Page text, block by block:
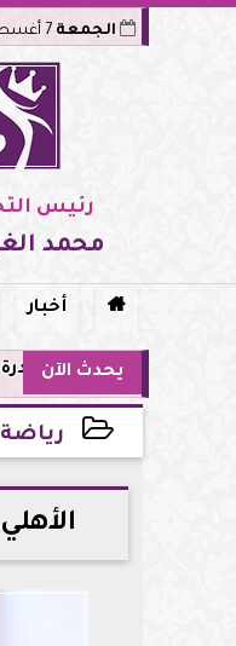
الجمعة
رئيس
محمد
 أخبار
يحدث الآن
مبادرة «فوق الـ40».. وزارة العمل توفر فرص توظيف لأصحاب الخبرات
رياضة
2025-04-08 23:06:39